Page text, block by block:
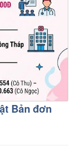
Bản đơn